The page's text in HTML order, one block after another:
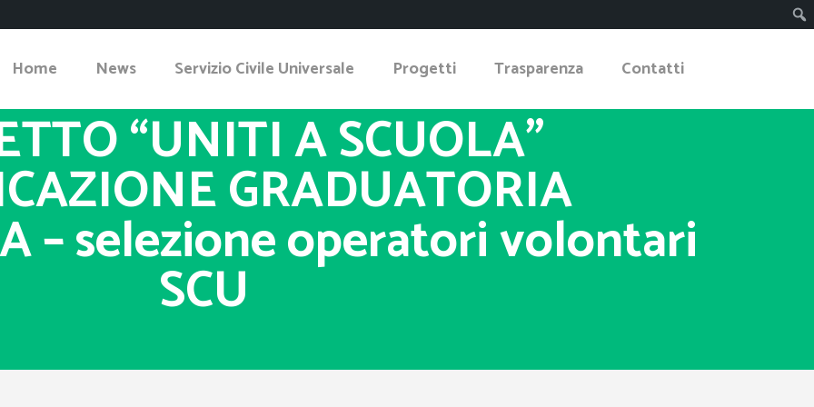
Home News Servizio Civile Universale Progetti Trasparenza Contatti
“UNITI A SCUOLA”
GRADUATORIA
– selezione operatori volontari
SCU